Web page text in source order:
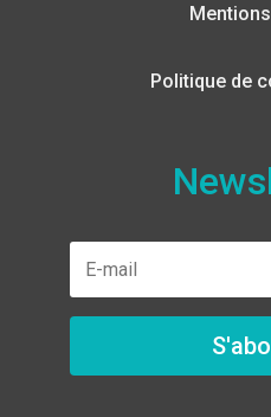
Politique de